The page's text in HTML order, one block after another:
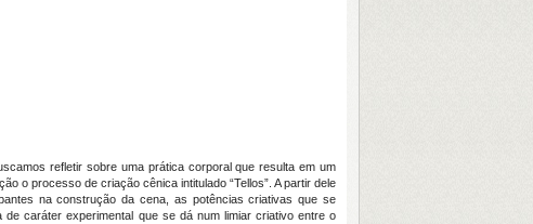
refletir sobre uma prática corporal que resulta em um
o processo de criação cênica intitulado “Tellos”. A partir dele
na construção da cena, as potências criativas que se
de caráter experimental que se dá num limiar criativo entre o